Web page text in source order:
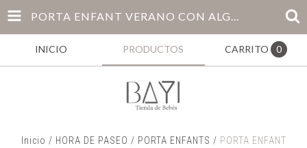
PORTA ENFANT VERANO CON ALGODON
INICIO PRODUCTOS CARRITO 0
Inicio / HORA DE PASEO / PORTA ENFANTS / PORTA ENFANT